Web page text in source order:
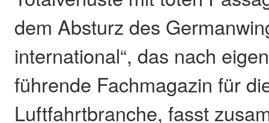
dem Absturz des
international“, das nach
führende Fachmagazin für
Luftfahrtbranche, fasst